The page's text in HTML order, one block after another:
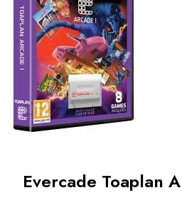
Evercade Toaplan